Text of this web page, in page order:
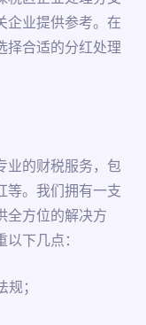
企业提供参考。在
择合适的分红处理
业的财税服务，包
等。我们拥有一支
全方位的解决方
下几点：
；